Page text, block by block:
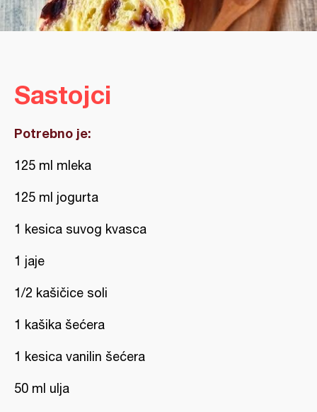
Sastojci
Potrebno je:
125 ml mleka
125 ml jogurta
1 kesica suvog kvasca
1 jaje
1/2 kašičice soli
1 kašika šećera
1 kesica vanilin šećera
50 ml ulja